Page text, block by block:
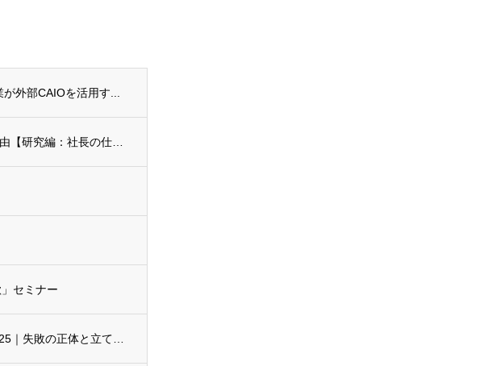
外部CAIOを活用す...
リポート更新：良い商品なのに売れない会社が増えている本当の理由【研究編：社長の仕事をA...
セミナー
リポートに「生成AIを社員に使わせても成果が出ない会社の共通点25｜失敗の正体と立て直...